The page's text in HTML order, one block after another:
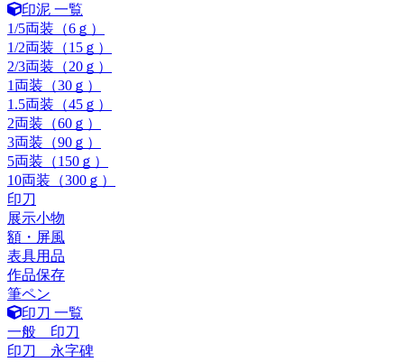
印泥 一覧
1/5両装（6ｇ）
1/2両装（15ｇ）
2/3両装（20ｇ）
1両装（30ｇ）
1.5両装（45ｇ）
2両装（60ｇ）
3両装（90ｇ）
5両装（150ｇ）
10両装（300ｇ）
印刀
展示小物
額・屏風
表具用品
作品保存
筆ペン
印刀 一覧
一般 印刀
印刀 永字碑